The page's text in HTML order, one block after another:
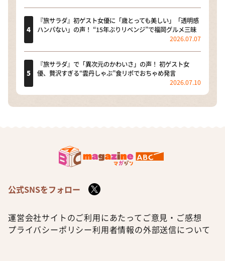
『旅サラダ』初ゲスト女優に「歳とっても美しい」「透明感
ハンパない」の声！ “15年ぶりリベンジ”で福岡グルメ三昧
2026.07.07
『旅サラダ』で「異次元のかわいさ」の声！ 初ゲスト女
優、贅沢すぎる“雲丹しゃぶ”食リポでおちゃめ発言
2026.07.10
公式SNSをフォロー
運営会社サイトのご利用にあたって ご意見・ご感想
プライバシーポリシー利用者情報の外部送信について